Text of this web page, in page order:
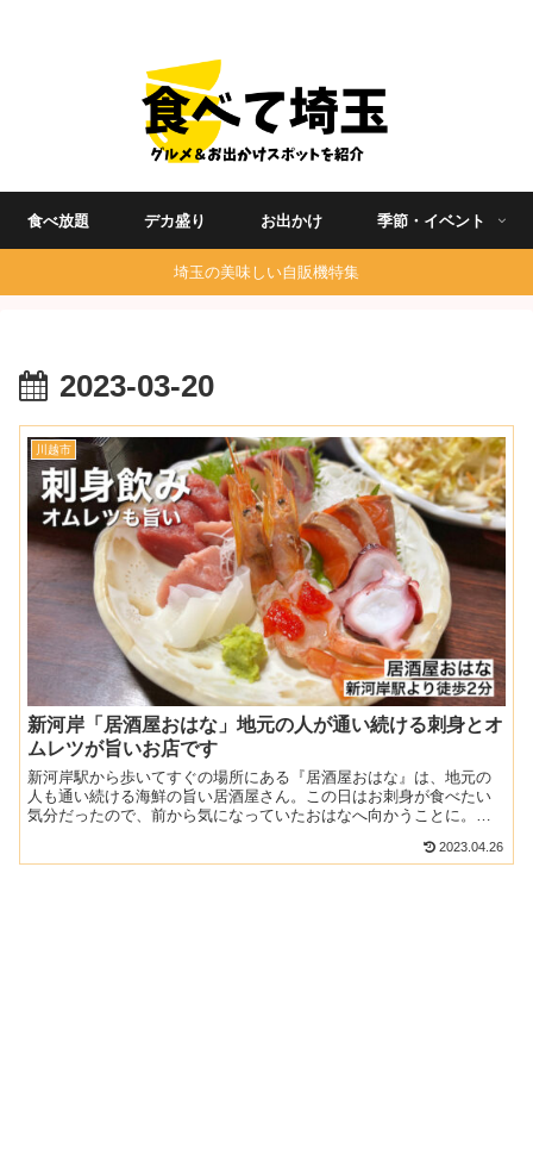
食べ放題 デカ盛り お出かけ 季節・イベント
埼玉の美味しい自販機特集
2023-03-20
川越市
新河岸「居酒屋おはな」地元の人が通い続ける刺身とオ
ムレツが旨いお店です
新河岸駅から歩いてすぐの場所にある『居酒屋おはな』は、地元の
人も通い続ける海鮮の旨い居酒屋さん。この日はお刺身が食べたい
気分だったので、前から気になっていたおはなへ向かうことに。お
2023.04.26